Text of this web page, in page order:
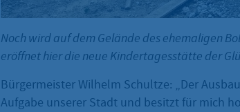
Noch wird auf dem Gelände des ehemaligen
eröffnet hier die neue Kindertagesstätte der
Bürgermeister Wilhelm Schultze: „Der
Aufgabe unserer Stadt und besitzt für mich